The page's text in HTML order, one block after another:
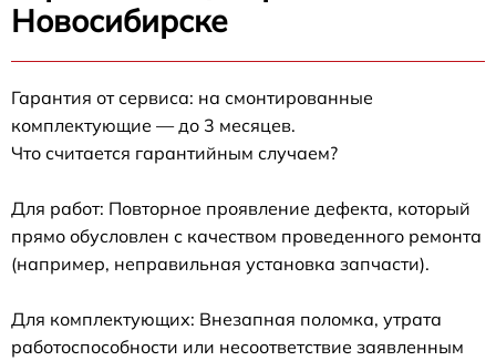
Новосибирске
Гарантия от сервиса: на смонтированные
комплектующие — до 3 месяцев.
Что считается гарантийным случаем?
Для работ: Повторное проявление дефекта, который
прямо обусловлен с качеством проведенного ремонта
(например, неправильная установка запчасти).
Для комплектующих: Внезапная поломка, утрата
работоспособности или несоответствие заявленным